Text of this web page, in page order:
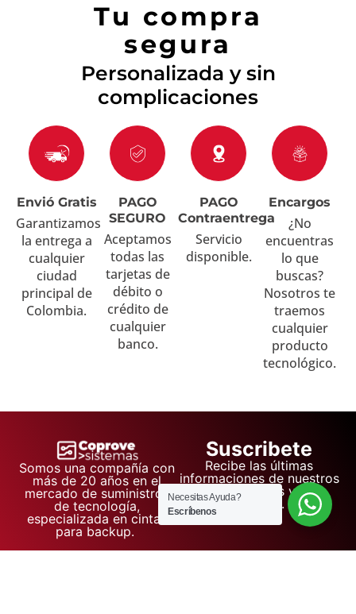
Tu compra
segura
Personalizada y sin
complicaciones
Envió Gratis
Garantizamos
la entrega a
cualquier
ciudad
principal de
Colombia.
PAGO
SEGURO
Aceptamos
todas las
tarjetas de
débito o
crédito de
cualquier
banco.
PAGO
Contraentrega
Servicio
disponible.
Encargos
¿No
encuentras
lo que
buscas?
Nosotros te
traemos
cualquier
producto
tecnológico.
Somos una compañía con
más de 20 años en el
mercado de suministros
de tecnología,
especializada en cintas
para backup.
Suscribete
Recibe las últimas
informaciones de nuestros
proyectos y
eventos.
Necesitas Ayuda?
Escríbenos